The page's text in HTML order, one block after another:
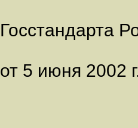
Госстандарта
от 5 июня 2002